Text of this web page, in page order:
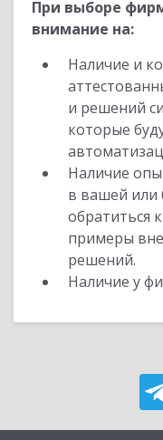
При выборе
внимание на:
Наличие и
и решений
которые
Наличие
в вашей или
обратиться
примеры
решений.
Наличие у